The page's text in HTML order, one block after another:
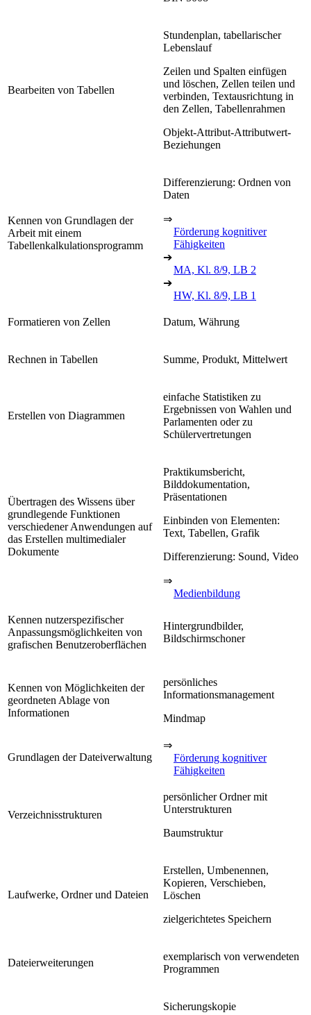
Bearbeiten von Tabellen
Stundenplan, tabellarischer
Lebenslauf
Zeilen und Spalten einfügen
und löschen, Zellen teilen und
verbinden, Textausrichtung in
den Zellen, Tabellenrahmen
Objekt-Attribut-Attributwert-
Beziehungen
Kennen von Grundlagen der
Arbeit mit einem
Tabellenkalkulationsprogramm
Differenzierung: Ordnen von
Daten
⇒
Förderung kognitiver
Fähigkeiten
➔
MA, Kl. 8/9, LB 2
➔
HW, Kl. 8/9, LB 1
Formatieren von Zellen Datum, Währung
Rechnen in Tabellen Summe, Produkt, Mittelwert
Erstellen von Diagrammen
einfache Statistiken zu
Ergebnissen von Wahlen und
Parlamenten oder zu
Schülervertretungen
Übertragen des Wissens über
grundlegende Funktionen
verschiedener Anwendungen auf
das Erstellen multimedialer
Dokumente
Praktikumsbericht,
Bilddokumentation,
Präsentationen
Einbinden von Elementen:
Text, Tabellen, Grafik
Differenzierung: Sound, Video
⇒
Medienbildung
Kennen nutzerspezifischer
Anpassungsmöglichkeiten von
grafischen Benutzeroberflächen
Hintergrundbilder,
Bildschirmschoner
Kennen von Möglichkeiten der
geordneten Ablage von
Informationen
persönliches
Informationsmanagement
Mindmap
Grundlagen der Dateiverwaltung
⇒
Förderung kognitiver
Fähigkeiten
Verzeichnisstrukturen
persönlicher Ordner mit
Unterstrukturen
Baumstruktur
Laufwerke, Ordner und Dateien
Erstellen, Umbenennen,
Kopieren, Verschieben,
Löschen
zielgerichtetes Speichern
Dateierweiterungen
exemplarisch von verwendeten
Programmen
Sicherungskopie